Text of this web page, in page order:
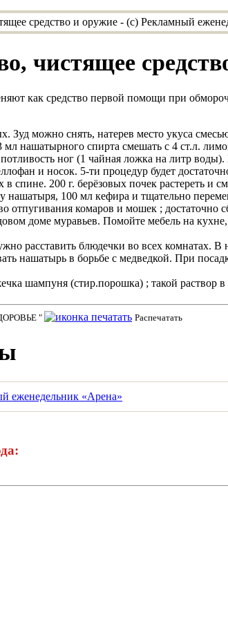
чистящее
как средство первой помощи при
Зуд можно снять, натерев место укуса
нашатырного спирта смешать с 4 ст.л.
ног (1 чайная ложка на литр
и носок. 5-ти процедур будет
спине. 200 г. берёзовых почек растереть и
нашатыря, 100 мл кефира и тщательно
комаров и мошек ; достаточно
доме муравьев. Помойте мебель на
расставить блюдечки во всех комнатах.
нашатырь в борьбе с медведкой. При
шампуня (стир.порошка) ; такой раствор
" Распечатать